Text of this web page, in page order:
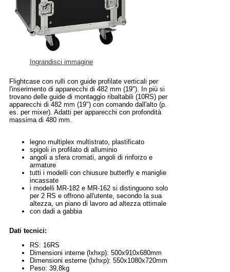
Ingrandisci immagine
Flightcase con rulli con guide profilate verticali per
l'inserimento di apparecchi di 482 mm (19"). In più si
trovano delle guide di montaggio ribaltabili (10RS) per
apparecchi di 482 mm (19") con comando dall'alto (p.
es. per mixer). Adatti per apparecchi con profondità
massima di 480 mm.
legno multiplex multistrato, plastificato
spigoli in profilato di alluminio
angoli a sfera cromati, angoli di rinforzo e
armature
tutti i modelli con chiusure butterfly e maniglie
incassate
i modelli MR-182 e MR-162 si distinguono solo
per 2 RS e offrono all'utente, secondo la sua
altezza, un piano di lavoro ad altezza ottimale
con dadi a gabbia
Dati tecnici:
RS: 16RS
Dimensioni interne (lxhxp): 500x910x680mm
Dimensioni esterne (lxhxp): 550x1080x720mm
Peso: 39,8kg